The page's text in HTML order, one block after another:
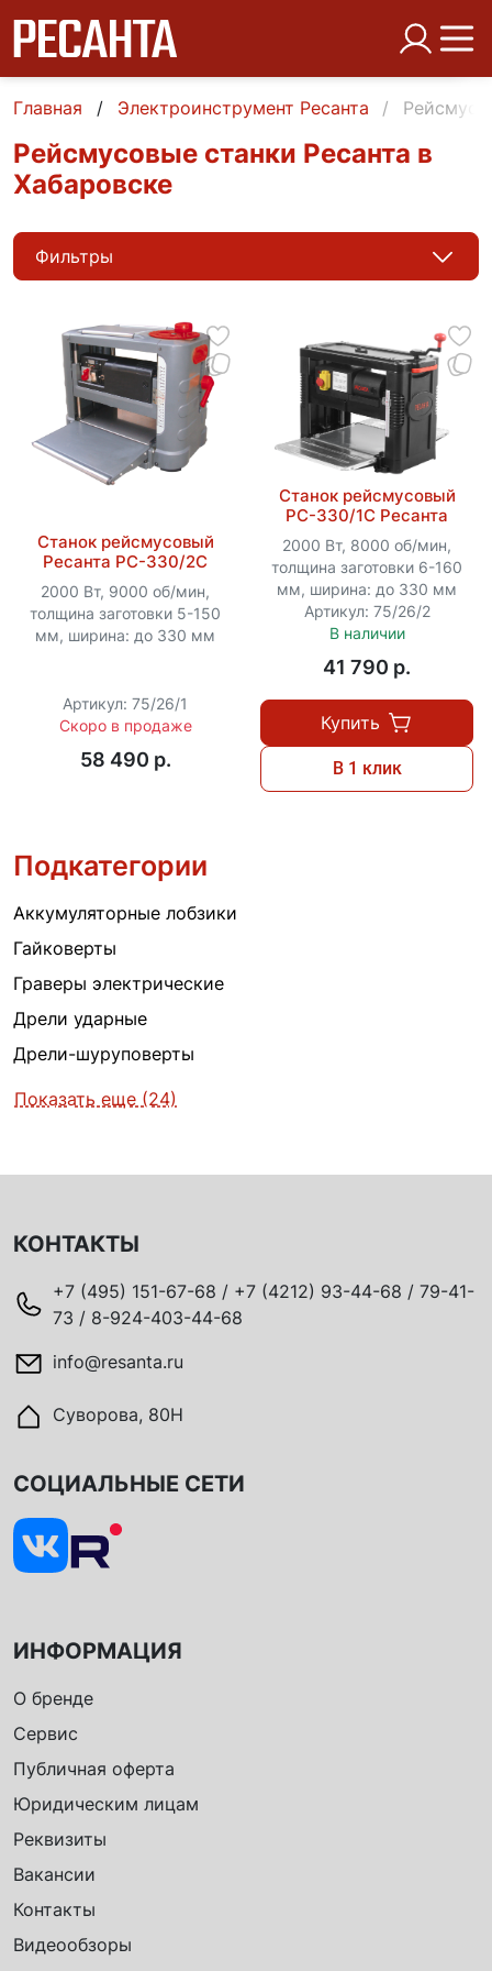
Главная Электроинструмент Ресанта
Рейсмусовые станки Ресанта в
Хабаровске
Фильтры
Станок рейсмусовый
Ресанта РС-330/2С
2000 Вт, 9000 об/мин,
толщина заготовки 5-150
мм, ширина: до 330 мм
Артикул: 75/26/1
Скоро в продаже
58 490 p.
Станок рейсмусовый
РС-330/1С Ресанта
2000 Вт, 8000 об/мин,
толщина заготовки 6-160
мм, ширина: до 330 мм
Артикул: 75/26/2
В наличии
41 790 p.
Купить
В 1 клик
Подкатегории
Аккумуляторные лобзики
Гайковерты
Граверы электрические
Дрели ударные
Дрели-шуруповерты
Показать еще (24)
КОНТАКТЫ
+7 (495) 151-67-68 / +7 (4212) 93-44-68 / 79-41-
73 / 8-924-403-44-68
info@resanta.ru
Суворова, 80Н
ИНФОРМАЦИЯ
О бренде
Сервис
Публичная оферта
Юридическим лицам
Реквизиты
Вакансии
Контакты
Видеообзоры
СОЦИАЛЬНЫЕ СЕТИ